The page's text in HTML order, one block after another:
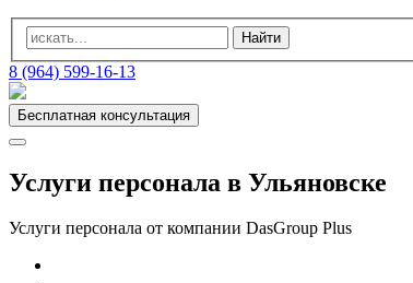
8 (964) 599-16-13
Бесплатная консультация
Услуги персонала в Ульяновске
Услуги персонала от компании DasGroup Plus